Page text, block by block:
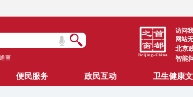
访问
网站
北京
智能
查
便民服务 政民互动 卫生健康